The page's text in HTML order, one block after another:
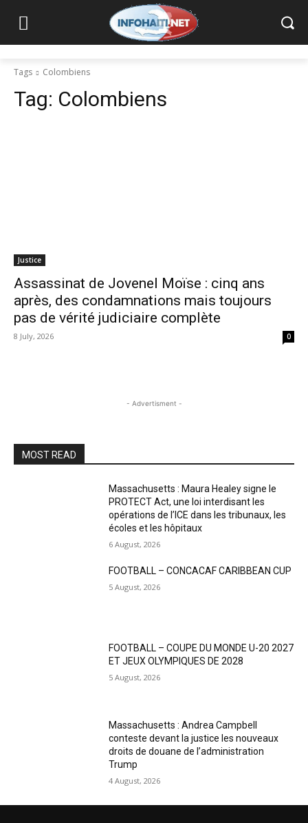
Tags Colombiens
Tag: Colombiens
Justice
Assassinat de Jovenel Moïse : cinq ans
après, des condamnations mais toujours
pas de vérité judiciaire complète
8 July, 2026 0
- Advertisment -
MOST READ
Massachusetts : Maura Healey signe le
PROTECT Act, une loi interdisant les
opérations de l’ICE dans les tribunaux, les
écoles et les hôpitaux
6 August, 2026
FOOTBALL – CONCACAF CARIBBEAN CUP
5 August, 2026
FOOTBALL – COUPE DU MONDE U-20 2027
ET JEUX OLYMPIQUES DE 2028
5 August, 2026
Massachusetts : Andrea Campbell
conteste devant la justice les nouveaux
droits de douane de l’administration
Trump
4 August, 2026